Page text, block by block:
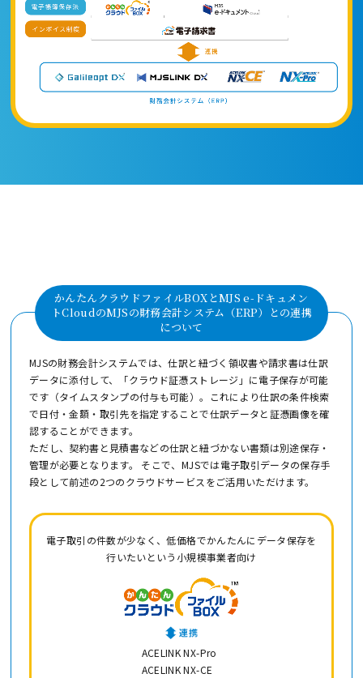
かんたんクラウドファイルBOXとMJS e-ドキュメン
トCloudのMJSの財務会計システム（ERP）との連携
について
MJSの財務会計システムでは、仕訳と紐づく領収書や請求書は仕訳
データに添付して、「クラウド証憑ストレージ」に電子保存が可能
です（タイムスタンプの付与も可能）。これにより仕訳の条件検索
で日付・金額・取引先を指定することで仕訳データと証憑画像を確
認することができます。
ただし、契約書と見積書などの仕訳と紐づかない書類は別途保存・
管理が必要となります。 そこで、MJSでは電子取引データの保存手
段として前述の2つのクラウドサービスをご活用いただけます。
電子取引の件数が少なく、低価格でかんたんにデータ保存を
行いたいという小規模事業者向け
ACELINK NX-Pro
ACELINK NX-CE